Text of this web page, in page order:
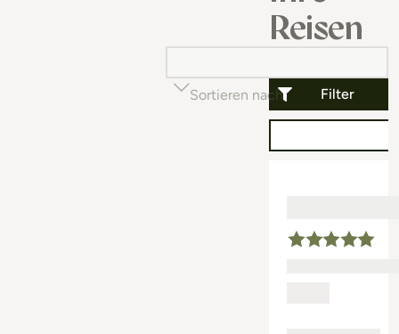
Reisen
Filter
Sortieren nach Beliebtheit